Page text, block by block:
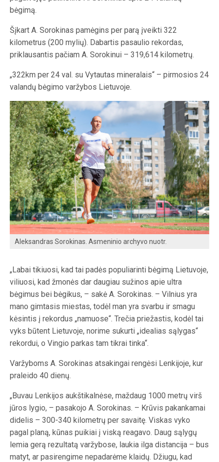
bėgimą.
Šįkart A. Sorokinas pamėgins per parą įveikti 322
kilometrus (200 mylių). Dabartis pasaulio rekordas,
priklausantis pačiam A. Sorokinui – 319,614 kilometrų.
„322km per 24 val. su Vytautas mineralais“ – pirmosios 24
valandų bėgimo varžybos Lietuvoje.
Aleksandras Sorokinas. Asmeninio archyvo nuotr.
„Labai tikiuosi, kad tai padės populiarinti bėgimą Lietuvoje,
viliuosi, kad žmonės dar daugiau sužinos apie ultra
bėgimus bei bėgikus, – sakė A. Sorokinas. – Vilnius yra
mano gimtasis miestas, todėl man yra svarbu ir smagu
kėsintis į rekordus „namuose“. Trečia priežastis, kodėl tai
vyks būtent Lietuvoje, norime sukurti „idealias sąlygas“
rekordui, o Vingio parkas tam tikrai tinka“.
Varžyboms A. Sorokinas atsakingai rengėsi Lenkijoje, kur
praleido 40 dienų.
„Buvau Lenkijos aukštikalnėse, maždaug 1000 metrų virš
jūros lygio, – pasakojo A. Sorokinas. – Krūvis pakankamai
didelis – 300-340 kilometrų per savaitę. Viskas vyko
pagal planą, kūnas puikiai į viską reagavo. Daug sąlygų
lemia gerą rezultatą varžybose, laukia ilga distancija – bus
matyt, ar pasirengime nepadarėme klaidų. Džiugu, kad